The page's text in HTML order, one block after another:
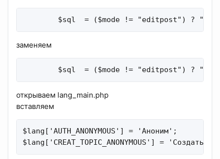
$sql  = ($mode != "editpost") ?
заменяем
$sql  = ($mode != "editpost") ?
открываем lang_main.php
вставляем
$lang['AUTH_ANONYMOUS'] = 'Аноним';
$lang['CREAT_TOPIC_ANONYMOUS'] = 'Создать